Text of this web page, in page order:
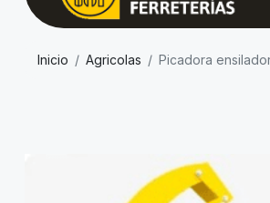
Inicio Agricolas Picadora